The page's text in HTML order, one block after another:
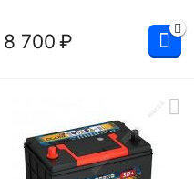
8 700 ₽